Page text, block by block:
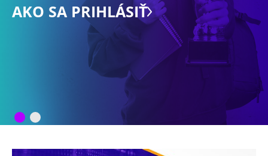
AKO SA PRIHLÁSIŤ